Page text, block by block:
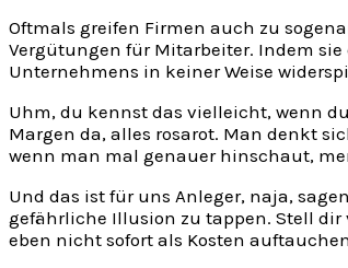
Oftmals greifen Firmen auch zu
Vergütungen für Mitarbeiter. Indem
Unternehmens in keiner Weise
Uhm, du kennst das vielleicht, wenn
Margen da, alles rosarot. Man denkt
wenn man mal genauer hinschaut,
Und das ist für uns Anleger, naja,
gefährliche Illusion zu tappen. Stell dir
eben nicht sofort als Kosten